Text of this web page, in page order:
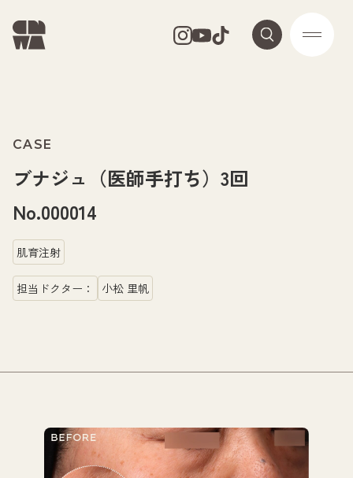
CASE
ブナジュ（医師手打ち）3回
No.000014
肌育注射
担当ドクター： 小松 里帆